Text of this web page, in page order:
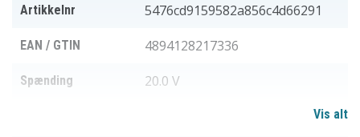
Artikkelnr 5476cd9159582a856c4d66291
EAN / GTIN 4894128217336
Spænding 20.0 V
Vis alt